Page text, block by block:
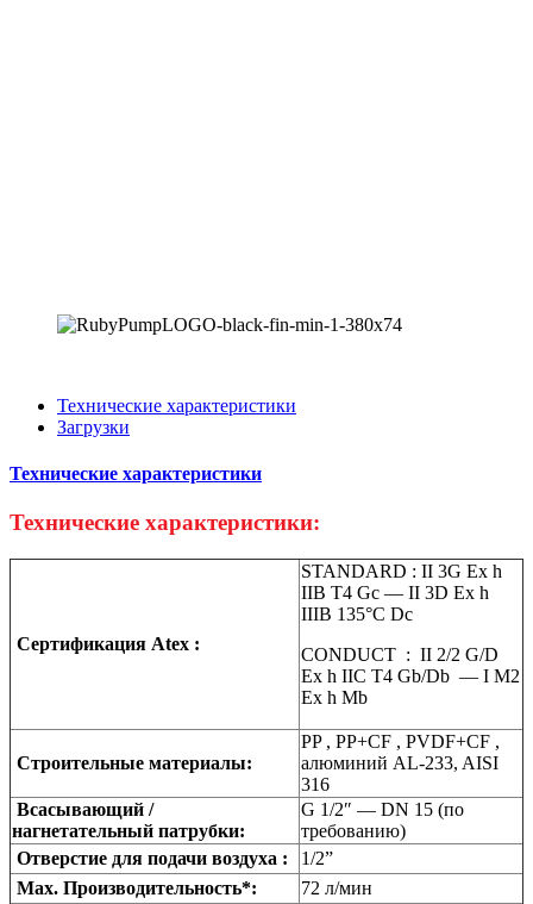
Технические характеристики
Загрузки
Технические характеристики
Технические характеристики:
Сертификация Atex :
STANDARD : II 3G Ex h
IIB T4 Gc — II 3D Ex h
IIIB 135°C Dc
CONDUCT : II 2/2 G/D
Ex h IIC T4 Gb/Db — I M2
Ex h Mb
Строительные материалы:
PP , PP+CF , PVDF+CF ,
алюминий AL-233, AISI
316
Всасывающий /
нагнетательный патрубки:
G 1/2″ — DN 15 (по
требованию)
Отверстие для подачи воздуха :
1/2”
Max. Производительность*:
72 л/мин